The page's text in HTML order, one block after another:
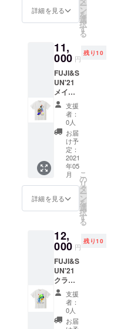
入場券
てご来
場のお
20:00ま
でにご
退場い
ただき
ます。
※当日、
会場で
もご購
入いた
だけま
す。
できか
ださ
い。 ※
会場で
もご購
入いた
だけま
す。
Mサイ
ズ程度
※こちら
は5月15
日
（土）
のメイ
ンTシャ
ツと1日
券チ
ケット
のリ
ターン
です。
誤った
日付で
購入し
てし
まって
ねます
のでご
ださ
い。
※15日
（土）
20:00以
降のプ
ログラ
詳細を見る ー
ン
を
選
択
す
る
11,
000 円
残り10
FUJI&S
UN'21
メインT
シャツ
＋1日券
チケッ
ト（16
日 日曜
日） サ
イズ：
フリー
サイズ
（男性
Mサイ
ズ程度
※こちら
は5月16
日
（日）
のメイ
ンTシャ
ツ＋1日
券チ
ケット
のリ
支援
者：
0人
お届
け予
定：
2021
年05
月
詳細を見る
こ
の
リ
タ
ー
ン
を
選
択
す
る
12,
000 円
残り10
FUJI&S
UN'21
クラウ
ドファ
ンディ
ング限
定 サ
支援
者：
0人
お届